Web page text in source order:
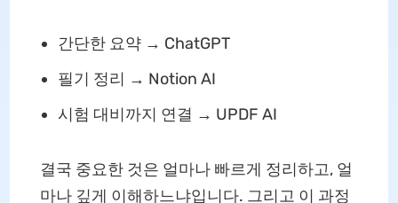
간단한 요약 → ChatGPT
필기 정리 → Notion AI
시험 대비까지 연결 → UPDF AI
결국 중요한 것은 얼마나 빠르게 정리하고, 얼
마나 깊게 이해하느냐입니다. 그리고 이 과정